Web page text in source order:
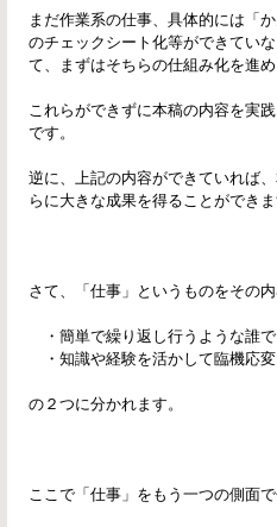
まだ作業系の仕事、具体的には「
のチェックシート化等ができてい
て、まずはそちらの仕組み化を進
これらができずに本稿の内容を実
です。
逆に、上記の内容ができていれば
らに大きな成果を得ることができ
さて、「仕事」というものをその
・簡単で繰り返し行うような誰
・知識や経験を活かして臨機応
の２つに分かれます。
ここで「仕事」をもう一つの側面